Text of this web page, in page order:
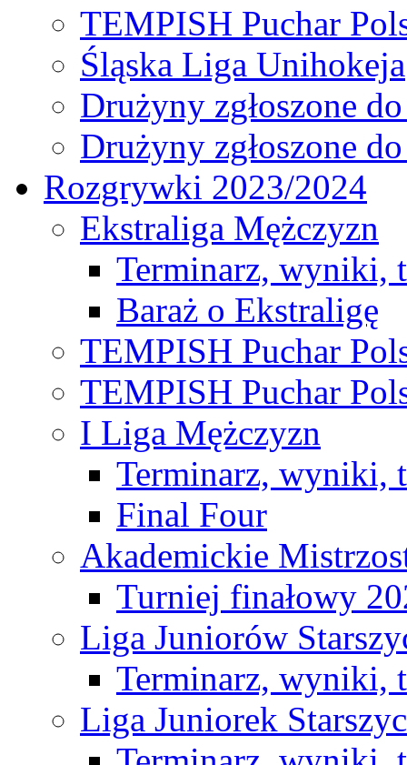
TEMPISH Puchar
Śląska Liga Unihokeja
Drużyny zgłoszone
Drużyny zgłoszone
Rozgrywki 2023/2024
Ekstraliga Mężczyzn
Terminarz, wyniki,
Baraż o Ekstraligę
TEMPISH Puchar
TEMPISH Puchar
I Liga Mężczyzn
Terminarz, wyniki,
Final Four
Akademickie
Turniej finałowy
Liga Juniorów
Terminarz, wyniki,
Liga Juniorek